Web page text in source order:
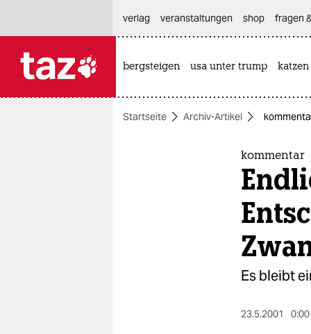
themen
verlag
veranstaltungen shop fragen
bergsteigen usa unter trump katzen
Startseite Archiv-Artikel
kommentar
Es bleibt
23.5.2001